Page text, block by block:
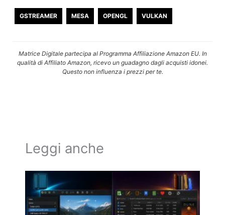
GSTREAMER MESA OPENGL VULKAN
Matrice Digitale partecipa al Programma Affiliazione Amazon EU. In
qualità di Affiliato Amazon, ricevo un guadagno dagli acquisti idonei.
Questo non influenza i prezzi per te.
Leggi anche